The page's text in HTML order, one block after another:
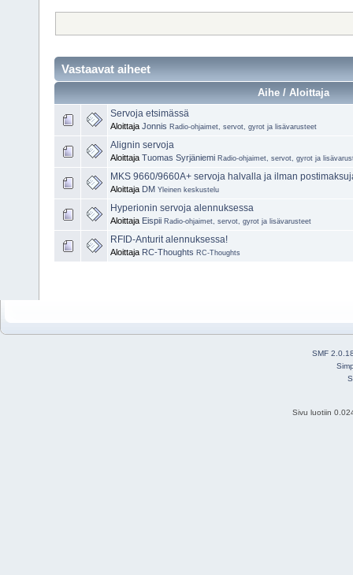
Vastaavat aiheet
Aihe / Aloittaja
Servoja etsimässä
Aloittaja Jonnis Radio-ohjaimet, servot, gyrot ja lisävarusteet
Alignin servoja
Aloittaja Tuomas Syrjäniemi Radio-ohjaimet, servot, gyrot ja
MKS 9660/9660A+ servoja halvalla ja ilman
Aloittaja DM Yleinen keskustelu
Hyperionin servoja alennuksessa
Aloittaja Eispii Radio-ohjaimet, servot, gyrot ja lisävarusteet
RFID-Anturit alennuksessa!
Aloittaja RC-Thoughts RC-Thoughts
SMF
Sivu luotiin